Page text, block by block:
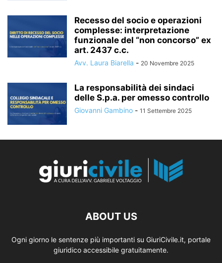
Recesso del socio e operazioni
complesse: interpretazione
funzionale del “non concorso” ex
art. 2437 c.c.
Avv. Laura Biarella - 20 Novembre 2025
La responsabilità dei sindaci
delle S.p.a. per omesso controllo
Giovanni Gambino - 11 Settembre 2025
ABOUT US
Ogni giorno le sentenze più importanti su GiuriCivile.it, portale
giuridico accessibile gratuitamente.